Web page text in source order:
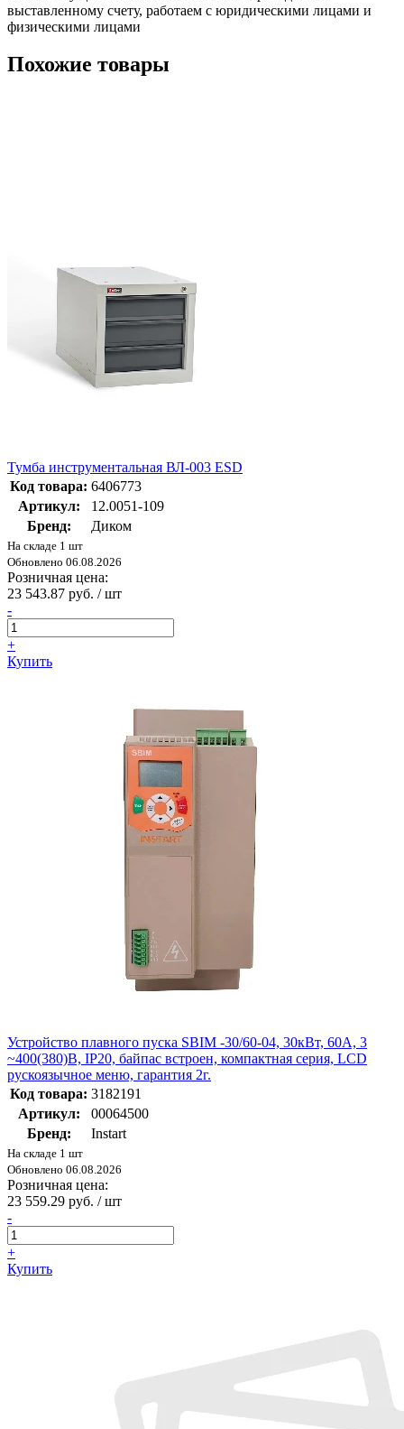
выставленному счету, работаем с юридическими лицами и
физическими лицами
Похожие товары
Тумба инструментальная ВЛ-003 ESD
Код товара: 6406773
Артикул:
12.0051-109
Бренд:
Диком
На складе 1 шт
Обновлено 06.08.2026
Розничная цена:
23 543.87 руб. / шт
-
+
Купить
Устройство плавного пуска SBIM -30/60-04, 30кВт, 60А, 3
~400(380)B, IP20, байпас встроен, компактная серия, LCD
рускоязычное меню, гарантия 2г.
Код товара: 3182191
Артикул:
00064500
Бренд:
Instart
На складе 1 шт
Обновлено 06.08.2026
Розничная цена:
23 559.29 руб. / шт
-
+
Купить